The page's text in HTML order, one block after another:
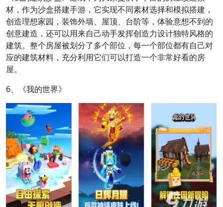
材，作为沙盒搭建手游，它实现不同素材选择和模拟搭建，
创造理想家园，装饰外墙、屋顶、台阶等，体验意想不到的
创意建造，还可以用来自己动手发挥创造力设计独特风格的
建筑。整个房屋被划分了多个部位，每一个部位都有自己对
应的建筑材料，充分利用它们可以打造一个非常好看的房
屋。
6、《我的世界》